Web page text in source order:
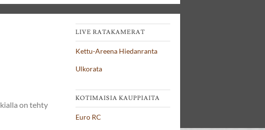
on tehty
LIVE RATAKAMERAT
Kettu-Areena Hiedanranta
Ulkorata
KOTIMAISIA KAUPPIAITA
Euro RC